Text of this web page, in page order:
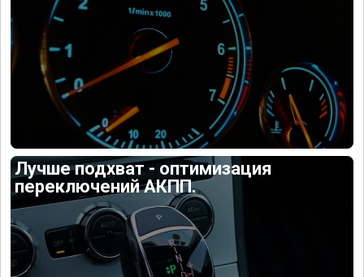
Лучше подхват - оптимизация
переключений АКПП.